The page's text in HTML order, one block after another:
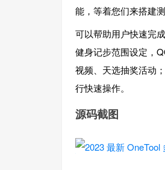
能，等着您们来搭建测
可以帮助用户快速完
健身记步范围设定，
视频、天选抽奖活动
行快速操作。
源码截图